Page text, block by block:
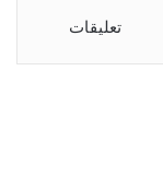
تعليقات